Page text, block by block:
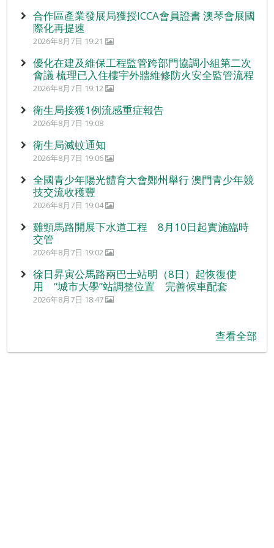
合作區產業發展局獲授ICCA會員證書 澳琴會展國
際化再提速
2026年8月7日 19:21
優化在建及維保工程監管跨部門協調小組第二次
會議 梳理已入住樓宇外牆維修防火安全監管流程
2026年8月7日 19:12
衛生局接獲1例流感重症報告
2026年8月7日 19:08
衛生局滅蚊通知
2026年8月7日 19:06
全國青少年陽光體育大會鄭州舉行 澳門青少年競
技交流收穫豐
2026年8月7日 19:04
雞頸馬路開展下水道工程 8月10日起實施臨時
交管
2026年8月7日 19:02
徐日昇寅公馬路兩巴士站明（8日）起恢復使
用 “城市大學”站調整位置 完善候車配套
2026年8月7日 18:47
查看全部